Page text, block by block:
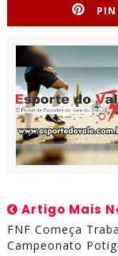
Artigo Mais
FNF Começa
Campeonato